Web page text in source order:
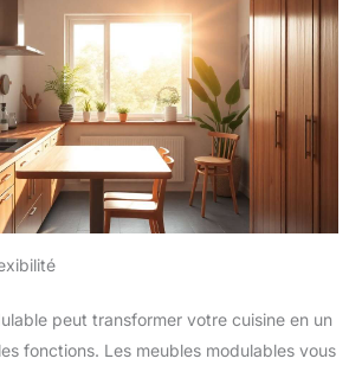
Facile et Livraison Rapide】 : tout le matériel
que des instructions claires et faciles à suivre
le colis. Vous pouvez réaliser l'ensemble du
en quelques minutes, sans outils spéciaux
particulières. Nous utilisons des solutions
et proposons un service d'expédition
que votre commande arrivera à destination
rapidement et en toute sécurité.
peut transformer votre cuisine en un
fonctions. Les meubles modulables vous